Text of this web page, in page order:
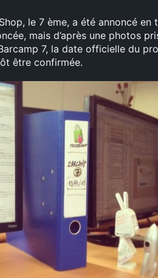
le 7 ème, a été annoncé en
mais d’après une photos
7, la date officielle du
être confirmée.